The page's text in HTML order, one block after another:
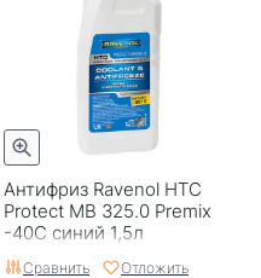
Антифриз Ravenol HTC
Protect MB 325.0 Premix
-40C синий 1,5л
Сравнить Отложить